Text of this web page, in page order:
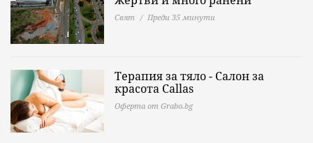
Свят Преди 35 минути
Терапия за тяло - Салон за
красота Callas
Оферта от Grabo.bg